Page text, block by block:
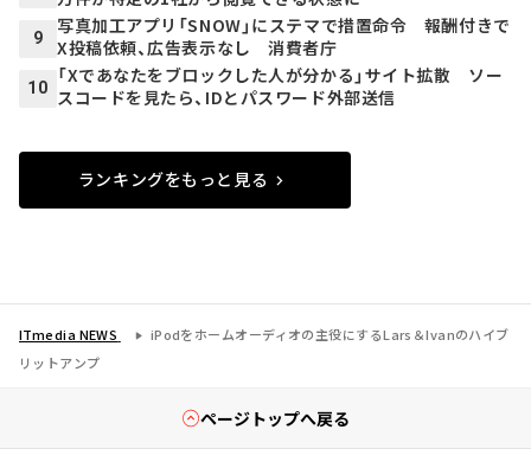
9
写真加工アプリ「SNOW」にステマで措置命令 報酬付きで
X投稿依頼、広告表示なし 消費者庁
10
「Xであなたをブロックした人が分かる」サイト拡散 ソー
スコードを見たら、IDとパスワード外部送信
ランキングをもっと見る
ITmedia NEWS
iPodをホームオーディオの主役にするLars＆Ivanのハイブ
リットアンプ
ページトップへ戻る